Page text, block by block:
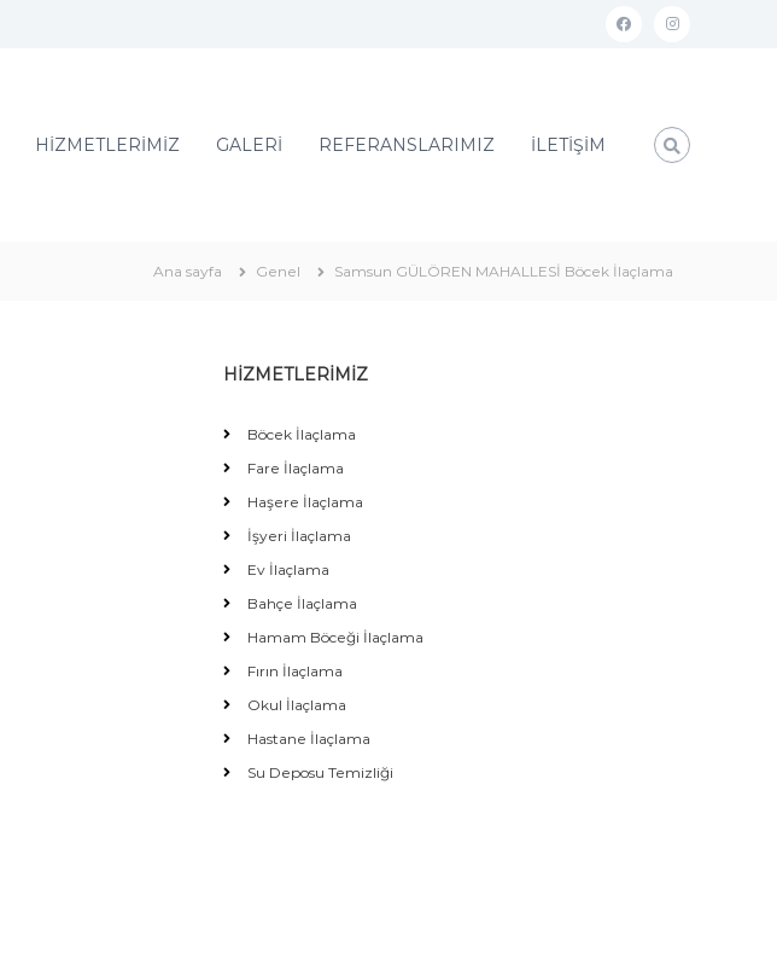
HİZMETLERİMİZ GALERİ REFERANSLARIMIZ İLETİŞİM
Ana sayfa Genel Samsun GÜLÖREN MAHALLESİ Böcek İlaçlama
HİZMETLERİMİZ
Böcek İlaçlama
Fare İlaçlama
Haşere İlaçlama
İşyeri İlaçlama
Ev İlaçlama
Bahçe İlaçlama
Hamam Böceği İlaçlama
Fırın İlaçlama
Okul İlaçlama
Hastane İlaçlama
Su Deposu Temizliği